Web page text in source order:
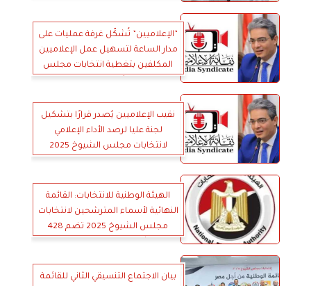
”الإعلاميين” تُشكّل غرفة عمليات على
مدار الساعة لتسهيل عمل الإعلاميين
المكلفين بتغطية انتخابات مجلس
نقيب الإعلاميين يُصدر قرارًا بتشكيل
لجنة عليا لرصد الأداء الإعلامي
لانتخابات مجلس الشيوخ 2025
الهيئة الوطنية للانتخابات: القائمة
النهائية لأسماء المترشحين لانتخابات
مجلس الشيوخ 2025 تضم 428
بيان الاجتماع التنسيقي الثاني للقائمة